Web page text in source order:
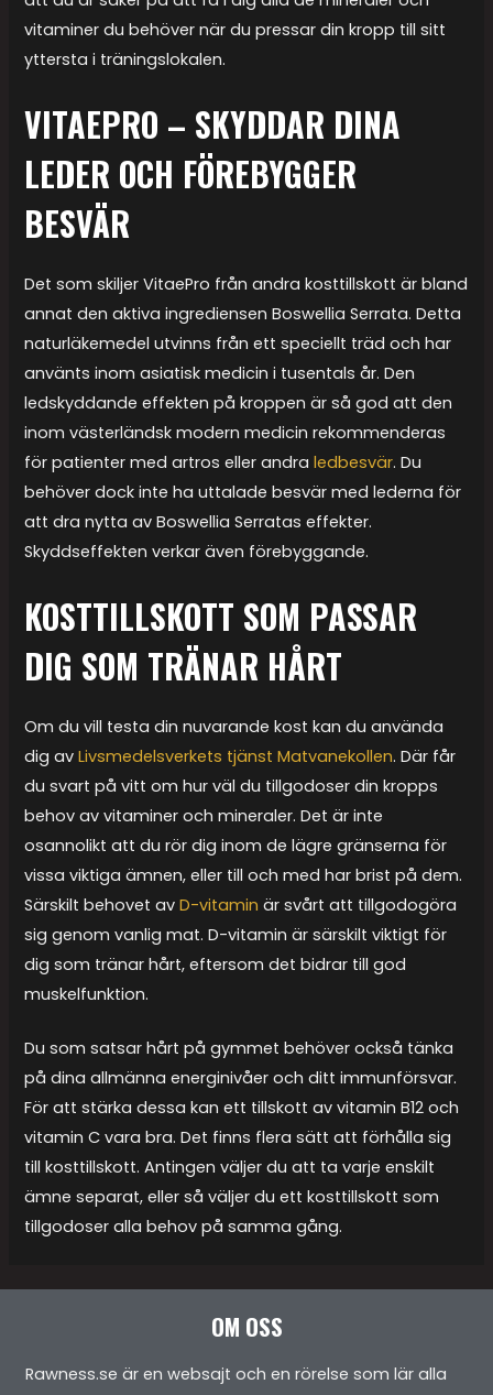
vitaminer du behöver när du pressar din kropp till sitt
yttersta i träningslokalen.
VITAEPRO – SKYDDAR DINA
LEDER OCH FÖREBYGGER
BESVÄR
Det som skiljer VitaePro från andra kosttillskott är bland
annat den aktiva ingrediensen Boswellia Serrata. Detta
naturläkemedel utvinns från ett speciellt träd och har
använts inom asiatisk medicin i tusentals år. Den
ledskyddande effekten på kroppen är så god att den
inom västerländsk modern medicin rekommenderas
för patienter med artros eller andraledbesvär. Du
behöver dock inte ha uttalade besvär med lederna för
att dra nytta av Boswellia Serratas effekter.
Skyddseffekten verkar även förebyggande.
KOSTTILLSKOTT SOM PASSAR
DIG SOM TRÄNAR HÅRT
Om du vill testa din nuvarande kost kan du använda
dig avLivsmedelsverkets tjänst Matvanekollen. Där får
du svart på vitt om hur väl du tillgodoser din kropps
behov av vitaminer och mineraler. Det är inte
osannolikt att du rör dig inom de lägre gränserna för
vissa viktiga ämnen, eller till och med har brist på dem.
Särskilt behovet avD-vitamin är svårt att tillgodogöra
sig genom vanlig mat. D-vitamin är särskilt viktigt för
dig som tränar hårt, eftersom det bidrar till god
muskelfunktion.
Du som satsar hårt på gymmet behöver också tänka
på dina allmänna energinivåer och ditt immunförsvar.
För att stärka dessa kan ett tillskott av vitamin B12 och
vitamin C vara bra. Det finns flera sätt att förhålla sig
till kosttillskott. Antingen väljer du att ta varje enskilt
ämne separat, eller så väljer du ett kosttillskott som
tillgodoser alla behov på samma gång.
OM OSS
Rawness.se är en websajt och en rörelse som lär alla